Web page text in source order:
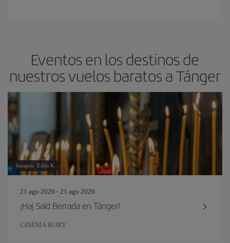
Eventos en los destinos de
nuestros vuelos baratos a Tánger
Imagen: Edijs K
21 ago 2026 - 21 ago 2026
¡Haj Saïd Berrada en Tánger!
CINÉMA ROXY